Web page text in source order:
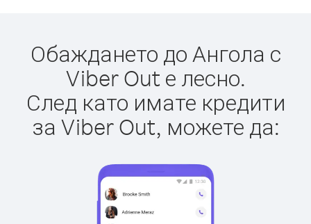
Обаждането до Ангола с
Viber Out е лесно.
След като имате кредити
за Viber Out, можете да: